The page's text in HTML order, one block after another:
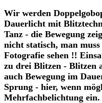
Wir werden
Dauerlicht mit
Tanz - die Bewegung
nicht statisch, man
Fotografie sehen !!
zu drei Blitzen - Blitzen
auch Bewegung im
Sprung - hier, wenn
Mehrfachbelichtung ein.